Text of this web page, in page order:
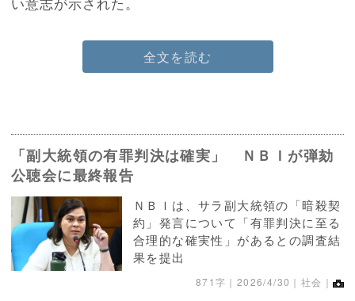
全文を読む
「副大統領の有罪判決は確実」 ＮＢＩが弾劾
公聴会に最終報告
ＮＢＩは、サラ副大統領の「暗殺契
約」発言について「有罪判決に至る
合理的な確実性」があるとの調査結
果を提出
871字｜ 2026/4/30 ｜社会｜